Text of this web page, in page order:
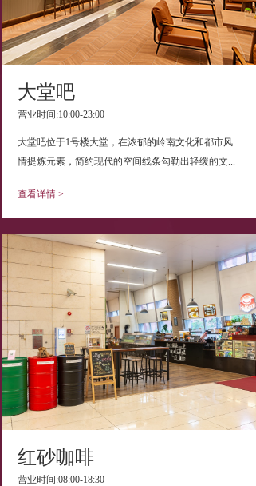
大堂吧
营业时间:10:00-23:00
大堂吧位于1号楼大堂，在浓郁的岭南文化和都市风
情提炼元素，简约现代的空间线条勾勒出轻缓的文...
查看详情 >
红砂咖啡
营业时间:08:00-18:30